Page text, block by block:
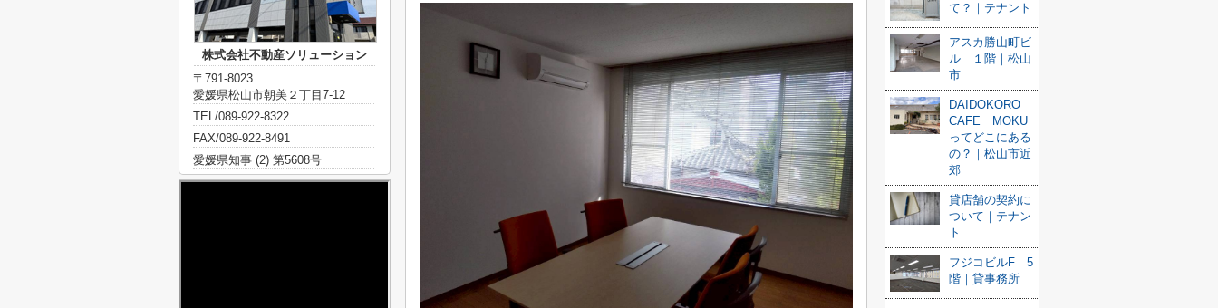
て？｜テナント
アスカ勝山町ビ
ル １階｜松山
市
DAIDOKORO
CAFE MOKU
ってどこにある
の？｜松山市近
郊
貸店舗の契約に
ついて｜テナン
ト
フジコビルF 5
階｜貸事務所
株式会社不動産ソリューション
〒791-8023
愛媛県松山市朝美２丁目7-12
TEL/089-922-8322
FAX/089-922-8491
愛媛県知事 (2) 第5608号